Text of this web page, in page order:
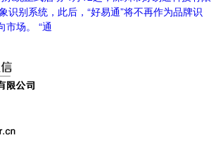
识别系统，此后，“好易通”将不再作为品牌识
市场。 “通